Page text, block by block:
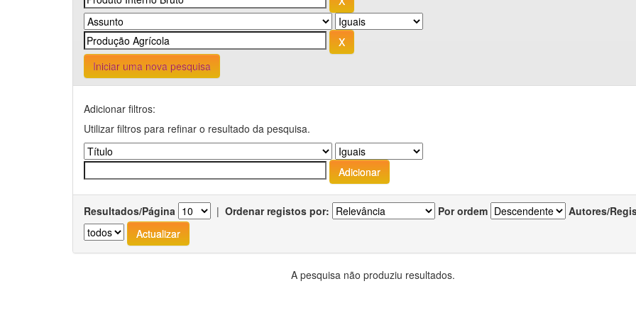
Iniciar uma nova pesquisa
Adicionar filtros:
Utilizar filtros para refinar o resultado da pesquisa.
Resultados/Página | Ordenar registos por: Por ordem Autores/
A pesquisa não produziu resultados.